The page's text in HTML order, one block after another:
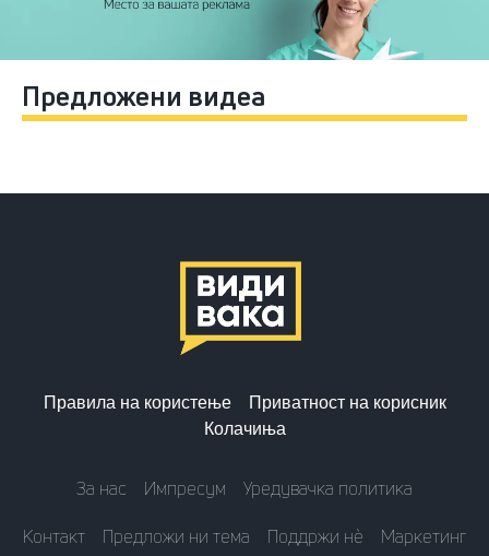
Предложени видеа
Правила на користење
Приватност на корисник
Колачиња
За нас Импресум
Уредувачка политика
Контакт
Предложи ни тема Поддржи нè Маркетинг